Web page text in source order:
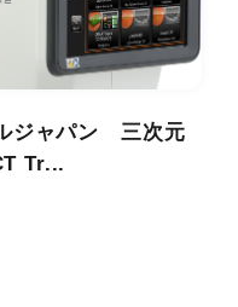
ジャパン 三次元
Tr...